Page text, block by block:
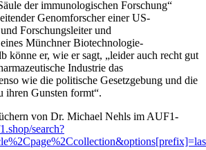
der immunologischen Forschung“
Genomforscher einer US-
Forschungsleiter und
Münchner Biotechnologie-
könne er, wie er sagt, „leider auch recht gut
Industrie das
wie die politische Gesetzgebung und die
ihren Gunsten formt“.
von Dr. Michael Nehls im AUF1-
search?